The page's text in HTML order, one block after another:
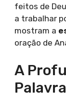
feitos de
a trabalhar
mostram a
oração de
A